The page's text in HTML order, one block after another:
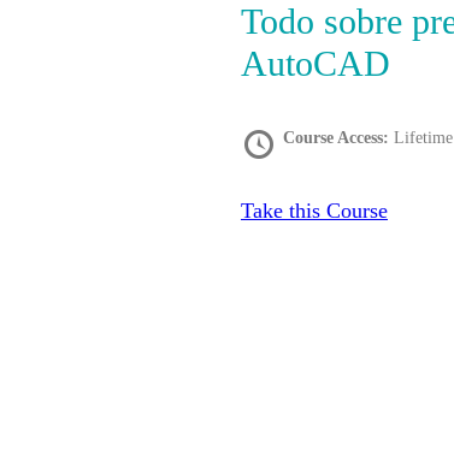
Todo sobre presentaciones e Impresión en
AutoCAD
Course Access: Lifetime
Take this Course